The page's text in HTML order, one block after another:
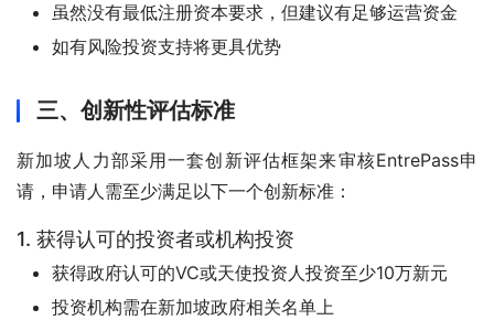
虽然没有最低注册资本要求，但建议有足够运营资金
如有风险投资支持将更具优势
三、创新性评估标准
新加坡人力部采用一套创新评估框架来审核EntrePass申
请，申请人需至少满足以下一个创新标准：
1. 获得认可的投资者或机构投资
获得政府认可的VC或天使投资人投资至少10万新元
投资机构需在新加坡政府相关名单上